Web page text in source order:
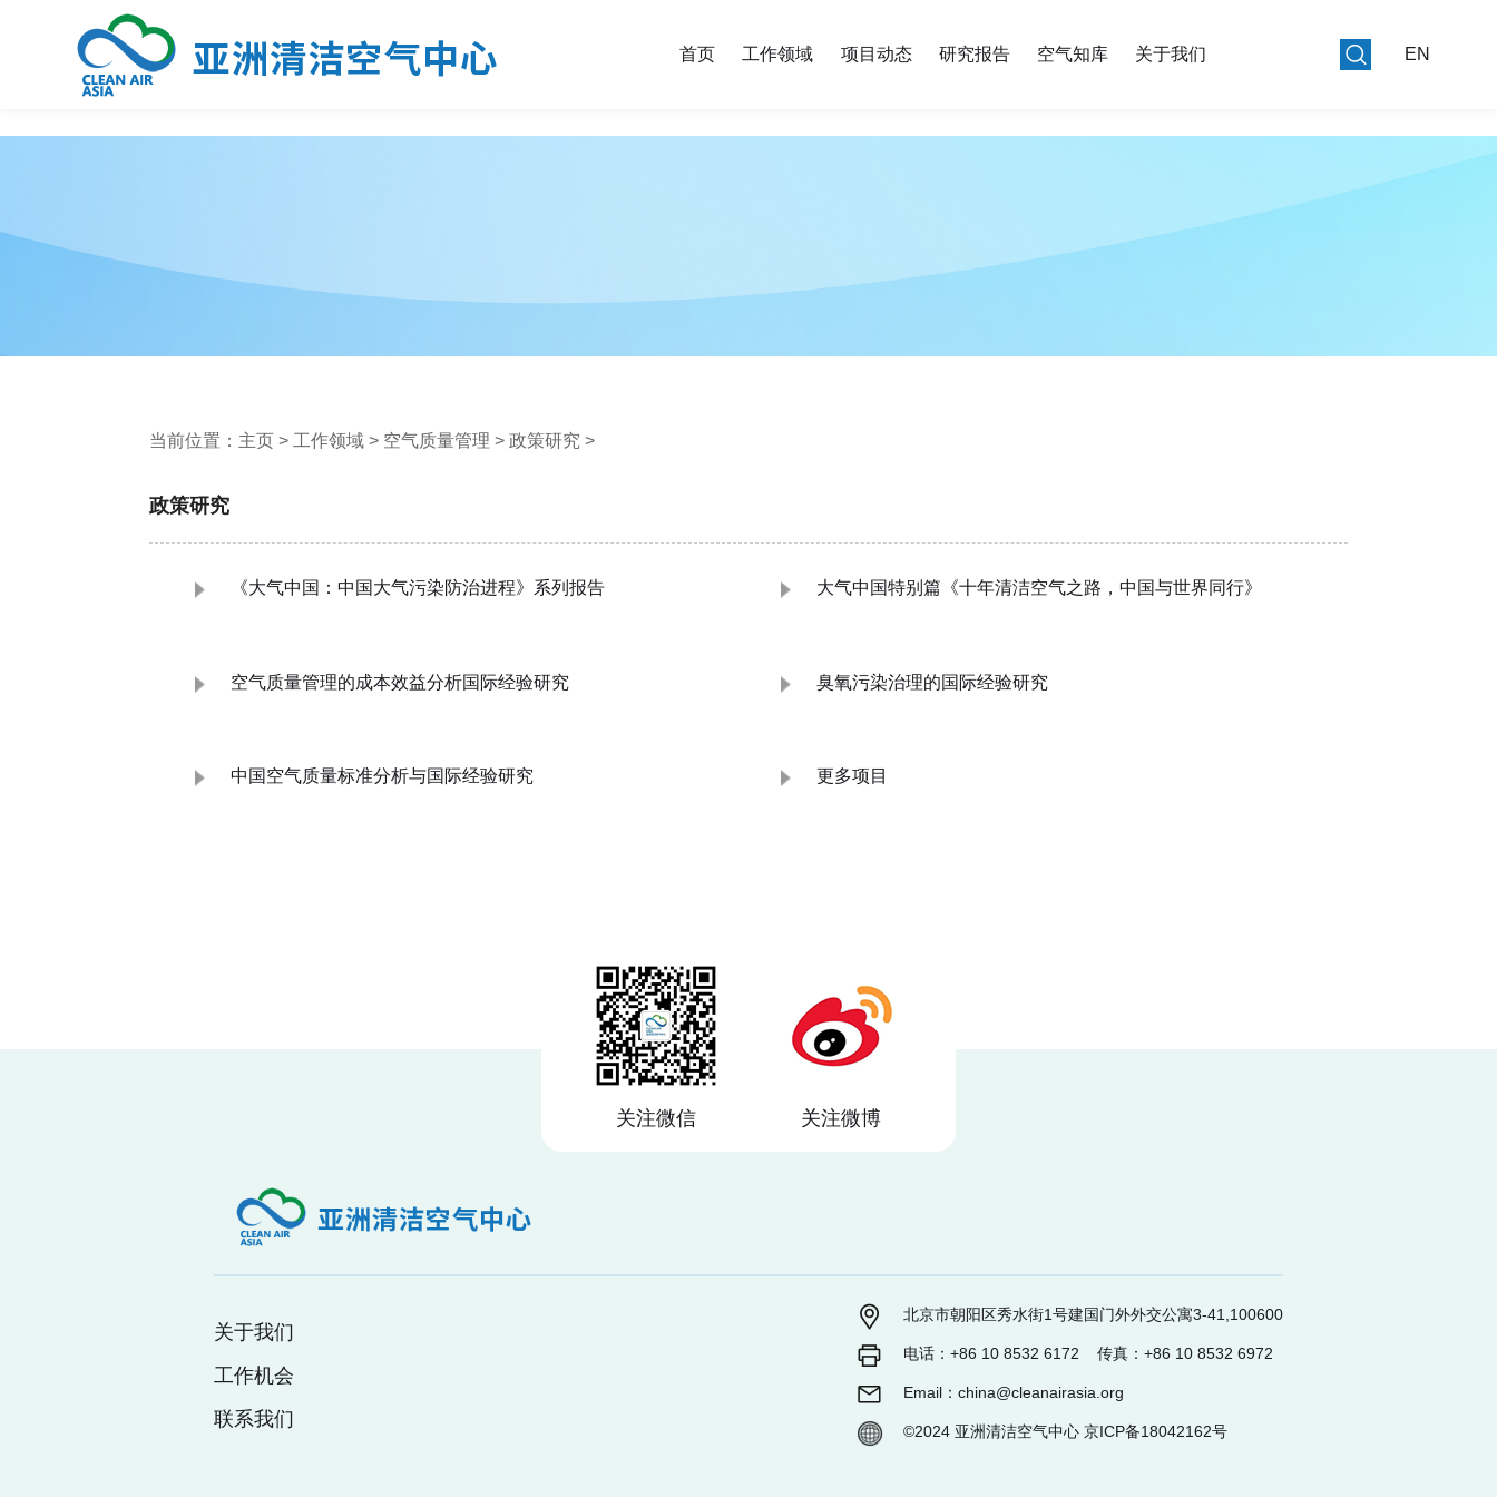
首页 工作领域 项目动态 研究报告 空气知库 关于我们 EN
当前位置： 主页 > 工作领域 > 空气质量管理 >政策研究 >
政策研究
《大气中国：中国大气污染防治进程》系列报告 大气中国特别篇《十年清洁空气之路，中国与世界同行》
空气质量管理的成本效益分析国际经验研究 臭氧污染治理的国际经验研究
中国空气质量标准分析与国际经验研究 更多项目
关注微信 关注微博
关于我们
工作机会
联系我们
北京市朝阳区秀水街1号建国门外外交公寓3-41,100600
电话：+86 10 8532 6172 传真：+86 10 8532 6972
Email：china@cleanairasia.org
©2024 亚洲清洁空气中心 京ICP备18042162号